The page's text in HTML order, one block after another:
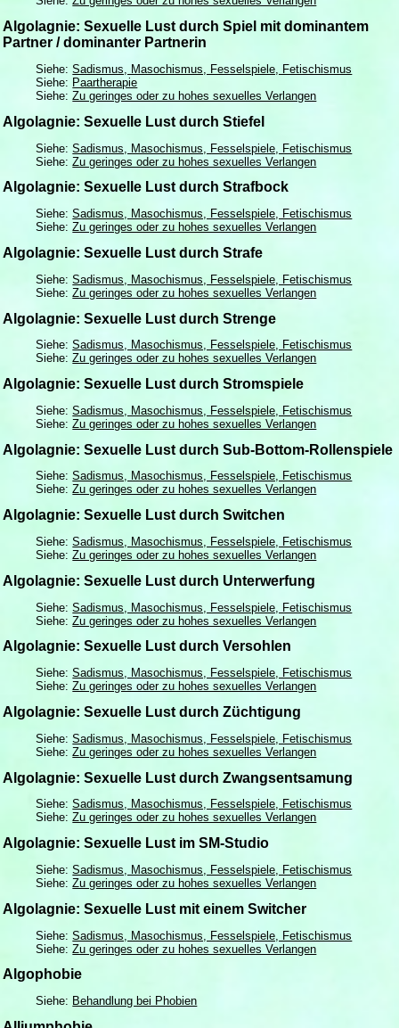
Algolagnie: Sexuelle Lust durch Spiel mit dominantem
Partner / dominanter Partnerin
Siehe:Sadismus, Masochismus, Fesselspiele, Fetischismus
Siehe: Paartherapie
Siehe:Zu geringes oder zu hohes sexuelles Verlangen
Algolagnie: Sexuelle Lust durch Stiefel
Siehe:Sadismus, Masochismus, Fesselspiele, Fetischismus
Siehe:Zu geringes oder zu hohes sexuelles Verlangen
Algolagnie: Sexuelle Lust durch Strafbock
Siehe:Sadismus, Masochismus, Fesselspiele, Fetischismus
Siehe:Zu geringes oder zu hohes sexuelles Verlangen
Algolagnie: Sexuelle Lust durch Strafe
Siehe:Sadismus, Masochismus, Fesselspiele, Fetischismus
Siehe:Zu geringes oder zu hohes sexuelles Verlangen
Algolagnie: Sexuelle Lust durch Strenge
Siehe:Sadismus, Masochismus, Fesselspiele, Fetischismus
Siehe:Zu geringes oder zu hohes sexuelles Verlangen
Algolagnie: Sexuelle Lust durch Stromspiele
Siehe:Sadismus, Masochismus, Fesselspiele, Fetischismus
Siehe:Zu geringes oder zu hohes sexuelles Verlangen
Algolagnie: Sexuelle Lust durch Sub-Bottom-Rollenspiele
Siehe:Sadismus, Masochismus, Fesselspiele, Fetischismus
Siehe:Zu geringes oder zu hohes sexuelles Verlangen
Algolagnie: Sexuelle Lust durch Switchen
Siehe:Sadismus, Masochismus, Fesselspiele, Fetischismus
Siehe:Zu geringes oder zu hohes sexuelles Verlangen
Algolagnie: Sexuelle Lust durch Unterwerfung
Siehe:Sadismus, Masochismus, Fesselspiele, Fetischismus
Siehe:Zu geringes oder zu hohes sexuelles Verlangen
Algolagnie: Sexuelle Lust durch Versohlen
Siehe:Sadismus, Masochismus, Fesselspiele, Fetischismus
Siehe:Zu geringes oder zu hohes sexuelles Verlangen
Algolagnie: Sexuelle Lust durch Züchtigung
Siehe:Sadismus, Masochismus, Fesselspiele, Fetischismus
Siehe:Zu geringes oder zu hohes sexuelles Verlangen
Algolagnie: Sexuelle Lust durch Zwangsentsamung
Siehe:Sadismus, Masochismus, Fesselspiele, Fetischismus
Siehe:Zu geringes oder zu hohes sexuelles Verlangen
Algolagnie: Sexuelle Lust im SM-Studio
Siehe:Sadismus, Masochismus, Fesselspiele, Fetischismus
Siehe:Zu geringes oder zu hohes sexuelles Verlangen
Algolagnie: Sexuelle Lust mit einem Switcher
Siehe:Sadismus, Masochismus, Fesselspiele, Fetischismus
Siehe:Zu geringes oder zu hohes sexuelles Verlangen
Algophobie
Siehe: Behandlung bei Phobien